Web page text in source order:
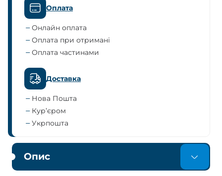
Оплата
Онлайн оплата
Оплата при отримані
Оплата частинами
Доставка
Нова Пошта
Кур’єром
Укрпошта
Опис